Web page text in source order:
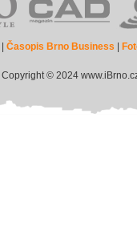
|Časopis Brno Business
Copyright © 2024